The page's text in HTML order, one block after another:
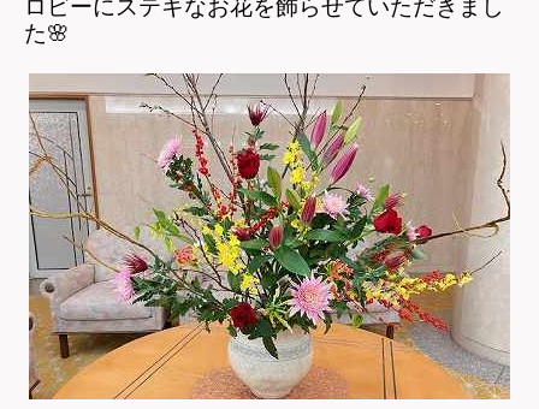
ロビーにステキなお花を飾らせていただきまし
た🌸